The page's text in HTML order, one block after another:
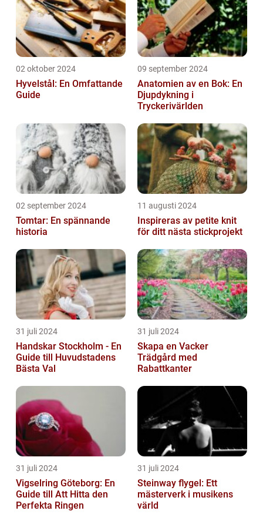
02 oktober 2024
Hyvelstål: En Omfattande
Guide
09 september 2024
Anatomien av en Bok: En
Djupdykning i
Tryckerivärlden
02 september 2024
Tomtar: En spännande
historia
11 augusti 2024
Inspireras av petite knit
för ditt nästa stickprojekt
31 juli 2024
Handskar Stockholm - En
Guide till Huvudstadens
Bästa Val
31 juli 2024
Skapa en Vacker
Trädgård med
Rabattkanter
31 juli 2024
Vigselring Göteborg: En
Guide till Att Hitta den
Perfekta Ringen
31 juli 2024
Steinway flygel: Ett
mästerverk i musikens
värld